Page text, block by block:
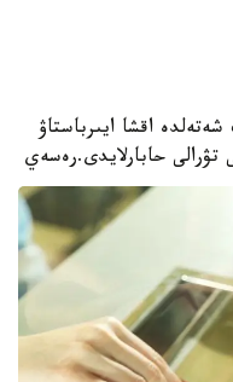
اقشا ايىرباستاۋ
حابارلايدى.رەسەي